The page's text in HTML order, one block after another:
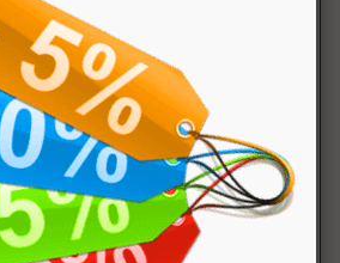
Nutri-Bromelin
Nutriva
a base di Bromelina utile in caso di
digestivi e nel dren...